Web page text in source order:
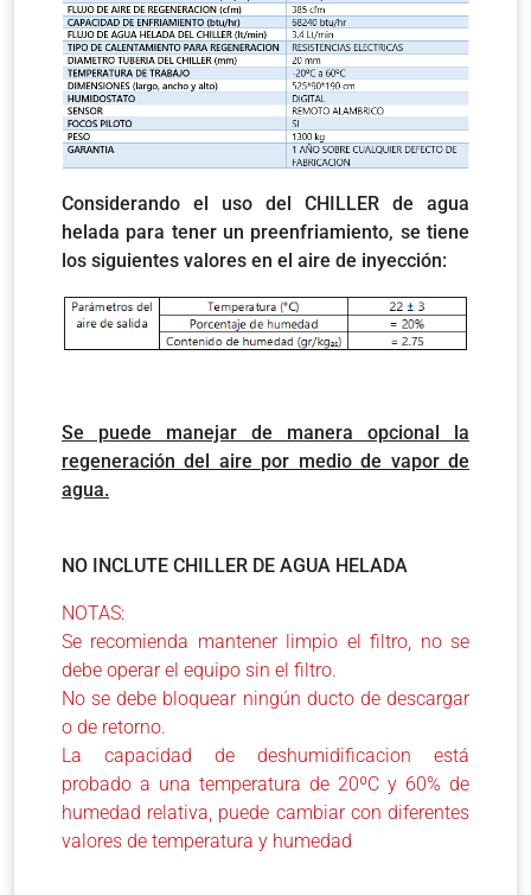
Considerando el uso del CHILLER de agua
helada para tener un preenfriamiento, se tiene
los siguientes valores en el aire de inyección:
Se puede manejar de manera opcional la
regeneración del aire por medio de vapor de
agua.
NO INCLUTE CHILLER DE AGUA HELADA
NOTAS:
Se recomienda mantener limpio el filtro, no se
debe operar el equipo sin el filtro.
No se debe bloquear ningún ducto de descargar
o de retorno.
La capacidad de deshumidificacion está
probado a una temperatura de 20ºC y 60% de
humedad relativa, puede cambiar con diferentes
valores de temperatura y humedad